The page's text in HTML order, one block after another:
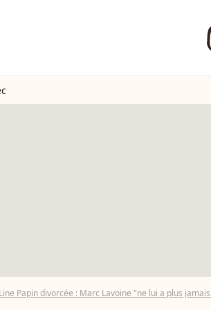
Line Papin divorcée : Marc Lavoine "ne lui a plus